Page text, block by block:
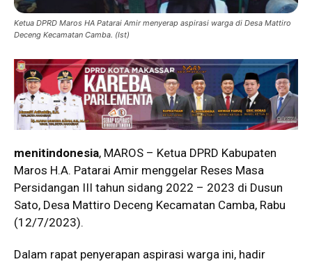
Ketua DPRD Maros HA Patarai Amir menyerap aspirasi warga di Desa Mattiro
Deceng Kecamatan Camba. (Ist)
menitindonesia, MAROS – Ketua DPRD Kabupaten
Maros H.A. Patarai Amir menggelar Reses Masa
Persidangan III tahun sidang 2022 – 2023 di Dusun
Sato, Desa Mattiro Deceng Kecamatan Camba, Rabu
(12/7/2023).
Dalam rapat penyerapan aspirasi warga ini, hadir